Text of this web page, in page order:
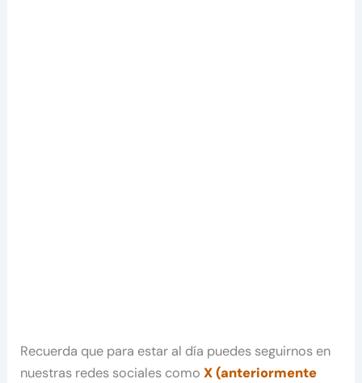
Recuerda que para estar al día puedes seguirnos en
nuestras redes sociales comoX (anteriormente